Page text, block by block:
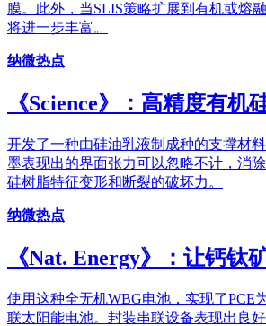
膜。此外，当SLIS策略扩展到有机或熔
将进一步丰富。
纳微热点
《Science》：高精度有机
开发了一种由硅油乳液制成种的支撑材
墨表现出的界面张力可以忽略不计，消
硅树脂特征变形和断裂的破坏力。
纳微热点
《Nat. Energy》：让钙钛
使用这种全无机WBG电池，实现了PCE
联太阳能电池。封装串联设备表现出良